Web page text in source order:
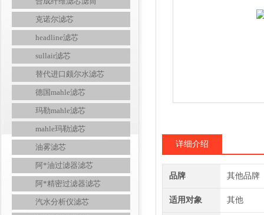
克诺尔滤芯
headline滤芯
sullair滤芯
替代进口颇尔水滤芯
德国mahle滤芯
玛勒mahle滤芯
mahle玛勒滤芯
油雾滤芯
阿*油过滤器滤芯
阿*精密过滤器滤芯
汽水分析仪滤芯
详细介绍
品牌 其他品牌
适用对象 其他